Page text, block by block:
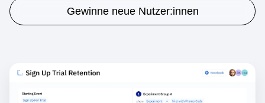
Kund:innen von der Konvertierung abhalten.